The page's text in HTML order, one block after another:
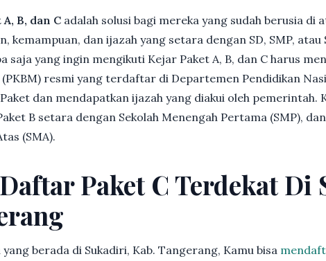
B, dan C adalah solusi bagi mereka yang sudah berusia di
kemampuan, dan ijazah yang setara dengan SD, SMP,
saja yang ingin mengikuti Kejar Paket A, B, dan C harus
resmi yang terdaftar di Departemen Pendidikan
dan mendapatkan ijazah yang diakui oleh pemerintah.
B setara dengan Sekolah Menengah Pertama (SMP),
(SMA).
Paket C Terdekat
berada di Sukadiri, Kab. Tangerang, Kamu bisa